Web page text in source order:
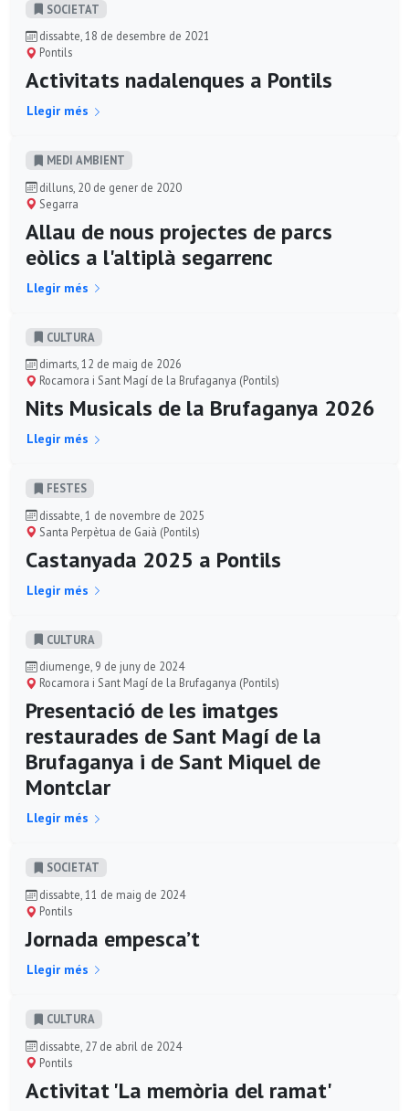
SOCIETAT
dissabte, 18 de desembre de 2021
Pontils
Activitats nadalenques a Pontils
Llegir més
MEDI AMBIENT
dilluns, 20 de gener de 2020
Segarra
Allau de nous projectes de parcs
eòlics a l'altiplà segarrenc
Llegir més
CULTURA
dimarts, 12 de maig de 2026
Rocamora i Sant Magí de la Brufaganya (Pontils)
Nits Musicals de la Brufaganya 2026
Llegir més
FESTES
dissabte, 1 de novembre de 2025
Santa Perpètua de Gaià (Pontils)
Castanyada 2025 a Pontils
Llegir més
CULTURA
diumenge, 9 de juny de 2024
Rocamora i Sant Magí de la Brufaganya (Pontils)
Presentació de les imatges
restaurades de Sant Magí de la
Brufaganya i de Sant Miquel de
Montclar
Llegir més
SOCIETAT
dissabte, 11 de maig de 2024
Pontils
Jornada empesca’t
Llegir més
CULTURA
dissabte, 27 de abril de 2024
Pontils
Activitat 'La memòria del ramat'